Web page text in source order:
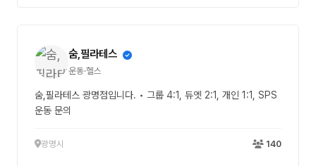
숨,필라테스
운동·헬스
숨,필라테스 광명점입니다. • 그룹 4:1, 듀엣 2:1, 개인 1:1, SPS
운동 문의
광명시 140